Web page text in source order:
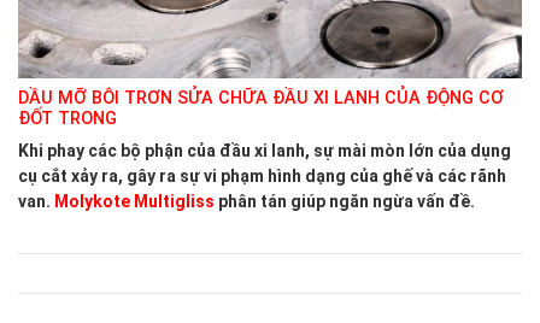
DẦU MỠ BÔI TRƠN SỬA CHỮA ĐẦU XI LANH CỦA ĐỘNG CƠ
ĐỐT TRONG
Khi phay các bộ phận của đầu xi lanh, sự mài mòn lớn của dụng
cụ cắt xảy ra, gây ra sự vi phạm hình dạng của ghế và các rãnh
van. Molykote Multigliss phân tán giúp ngăn ngừa vấn đề.